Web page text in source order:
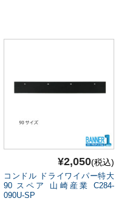
¥2,050(税込)
コンドル ドライワイパー特大
90 スペア 山崎産業 C284-
090U-SP